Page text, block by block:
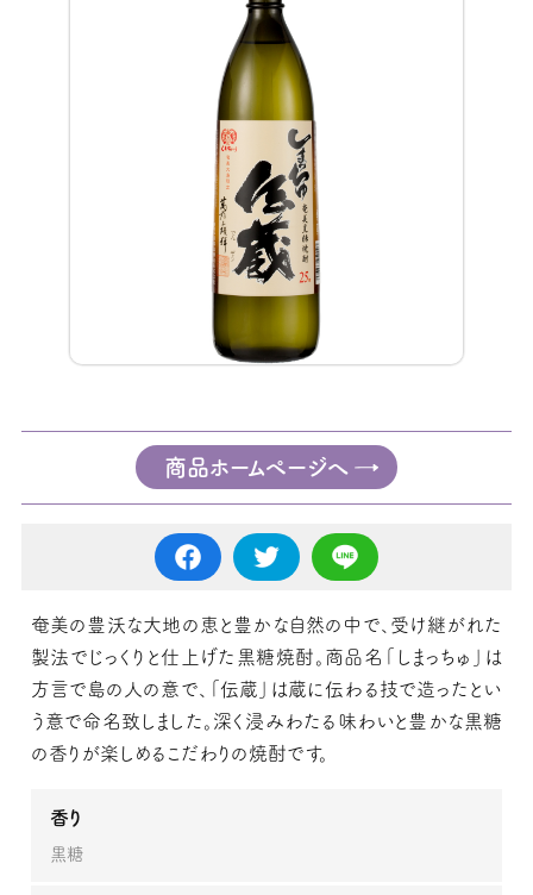
商品ホームページへ
奄美の豊沃な大地の恵と豊かな自然の中で、受け継がれた
製法でじっくりと仕上げた黒糖焼酎。商品名「しまっちゅ」は
方言で島の人の意で、「伝蔵」は蔵に伝わる技で造ったとい
う意で命名致しました。深く浸みわたる味わいと豊かな黒糖
の香りが楽しめるこだわりの焼酎です。
香り
黒糖